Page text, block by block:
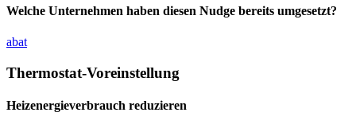
Welche Unternehmen haben diesen Nudge bereits umgesetzt?
abat
Thermostat-Voreinstellung
Heizenergieverbrauch reduzieren